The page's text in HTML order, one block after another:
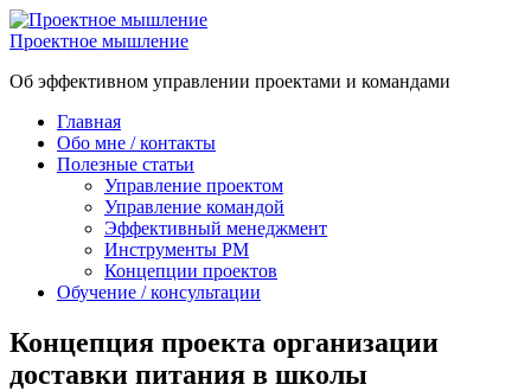
Skip
to
Проектное мышление
Об эффективном управлении проектами и командами
Главная
Обо мне / контакты
Полезные статьи
Управление проектом
Управление командой
Эффективный менеджмент
Инструменты PM
Концепции проектов
Обучение / консультации
Концепция проекта организации
доставки питания в школы